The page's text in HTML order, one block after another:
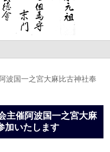
波国一之宮大麻比古神社奉
主催阿波国一之宮大麻
加いたします